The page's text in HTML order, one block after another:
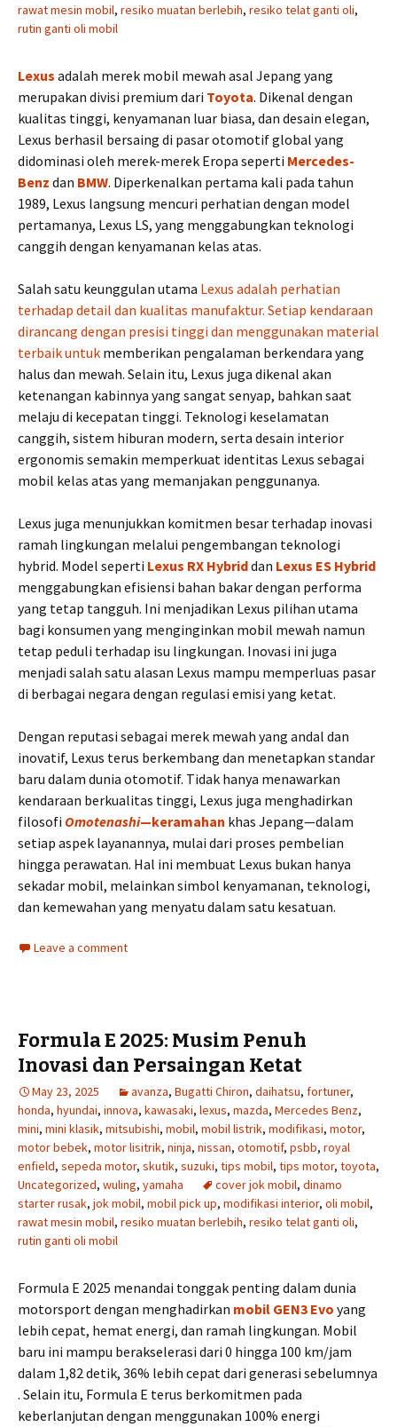
rawat mesin mobil, resiko muatan berlebih, resiko telat ganti oli,
rutin ganti oli mobil
Lexus adalah merek mobil mewah asal Jepang yang
merupakan divisi premium dari Toyota. Dikenal dengan
kualitas tinggi, kenyamanan luar biasa, dan desain elegan,
Lexus berhasil bersaing di pasar otomotif global yang
didominasi oleh merek-merek Eropa seperti Mercedes-
Benz dan BMW. Diperkenalkan pertama kali pada tahun
1989, Lexus langsung mencuri perhatian dengan model
pertamanya, Lexus LS, yang menggabungkan teknologi
canggih dengan kenyamanan kelas atas.
Salah satu keunggulan utama Lexus adalah perhatian
terhadap detail dan kualitas manufaktur. Setiap kendaraan
dirancang dengan presisi tinggi dan menggunakan material
terbaik untuk memberikan pengalaman berkendara yang
halus dan mewah. Selain itu, Lexus juga dikenal akan
ketenangan kabinnya yang sangat senyap, bahkan saat
melaju di kecepatan tinggi. Teknologi keselamatan
canggih, sistem hiburan modern, serta desain interior
ergonomis semakin memperkuat identitas Lexus sebagai
mobil kelas atas yang memanjakan penggunanya.
Lexus juga menunjukkan komitmen besar terhadap inovasi
ramah lingkungan melalui pengembangan teknologi
hybrid. Model seperti Lexus RX Hybriddan Lexus ES Hybrid
menggabungkan efisiensi bahan bakar dengan performa
yang tetap tangguh. Ini menjadikan Lexus pilihan utama
bagi konsumen yang menginginkan mobil mewah namun
tetap peduli terhadap isu lingkungan. Inovasi ini juga
menjadi salah satu alasan Lexus mampu memperluas pasar
di berbagai negara dengan regulasi emisi yang ketat.
Dengan reputasi sebagai merek mewah yang andal dan
inovatif, Lexus terus berkembang dan menetapkan standar
baru dalam dunia otomotif. Tidak hanya menawarkan
kendaraan berkualitas tinggi, Lexus juga menghadirkan
filosofi Omotenashi—keramahan khas Jepang—dalam
setiap aspek layanannya, mulai dari proses pembelian
hingga perawatan. Hal ini membuat Lexus bukan hanya
sekadar mobil, melainkan simbol kenyamanan, teknologi,
dan kemewahan yang menyatu dalam satu kesatuan.
Leave a comment
Formula E 2025: Musim Penuh
Inovasi dan Persaingan Ketat
May 23, 2025 avanza, Bugatti Chiron, daihatsu, fortuner,
honda, hyundai, innova, kawasaki, lexus, mazda, Mercedes Benz,
mini, mini klasik, mitsubishi, mobil, mobil listrik, modifikasi, motor,
motor bebek, motor lisitrik, ninja, nissan, otomotif, psbb, royal
enfield, sepeda motor, skutik, suzuki, tips mobil, tips motor, toyota,
Uncategorized, wuling, yamaha cover jok mobil, dinamo
starter rusak, jok mobil, mobil pick up, modifikasi interior, oli mobil,
rawat mesin mobil, resiko muatan berlebih, resiko telat ganti oli,
rutin ganti oli mobil
Formula E 2025 menandai tonggak penting dalam dunia
motorsport dengan menghadirkan mobil GEN3 Evo yang
lebih cepat, hemat energi, dan ramah lingkungan. Mobil
baru ini mampu berakselerasi dari 0 hingga 100 km/jam
dalam 1,82 detik, 36% lebih cepat dari generasi sebelumnya
. Selain itu, Formula E terus berkomitmen pada
keberlanjutan dengan menggunakan 100% energi